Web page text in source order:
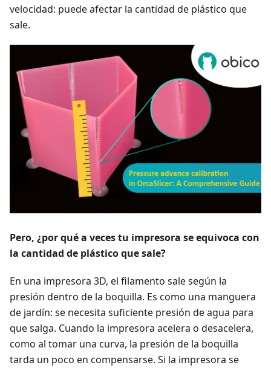
velocidad: puede afectar la cantidad de plástico que
sale.
Pero, ¿por qué a veces tu impresora se equivoca con
la cantidad de plástico que sale?
En una impresora 3D, el filamento sale según la
presión dentro de la boquilla. Es como una manguera
de jardín: se necesita suficiente presión de agua para
que salga. Cuando la impresora acelera o desacelera,
como al tomar una curva, la presión de la boquilla
tarda un poco en compensarse. Si la impresora se